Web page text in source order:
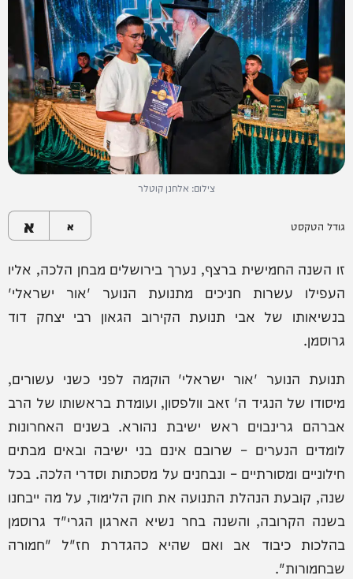
צילום: אלחנן קוטלר
גודל הטקסט א א
זו השנה החמישית ברצף, נערך בירושלים מבחן הלכה, אליו
העפילו עשרות חניכים מתנועת הנוער 'אור ישראלי'
בנשיאותו של אבי תנועת הקירוב הגאון רבי יצחק דוד
גרוסמן.
תנועת הנוער 'אור ישראלי' הוקמה לפני כשני עשורים,
מיסודו של הנגיד ה' זאב וולפסון, ועומדת בראשותו של הרב
אברהם גרינבוים ראש ישיבת נהורא. בשנים האחרונות
לומדים הנערים – שרובם אינם בני ישיבה ובאים מבתים
חילוניים ומסורתיים – ונבחנים על מסכתות וסדרי הלכה. בכל
שנה, קובעת הנהלת התנועה את חוק הלימוד, על מה ייבחנו
בשנה הקרובה, והשנה בחר נשיא הארגון הגרי"ד גרוסמן
בהלכות כיבוד אב ואם שהיא כהגדרת חז"ל "חמורה
שבחמורות".